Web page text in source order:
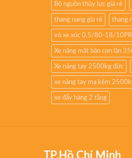
Bộ nguồn thủy lực giá rẻ
thang nang gia rẻ thang
vỏ xe xúc 0.5/80-18/10PR
Xe nâng mặt bàn con lăn
Xe nâng tay 2500kg đức
xe nâng tay mạ kẽm
xe đẩy hàng 2 tầng
TP.Hồ Chí Minh